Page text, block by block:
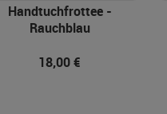
Handtuchfrottee -
Rauchblau
18,00 €